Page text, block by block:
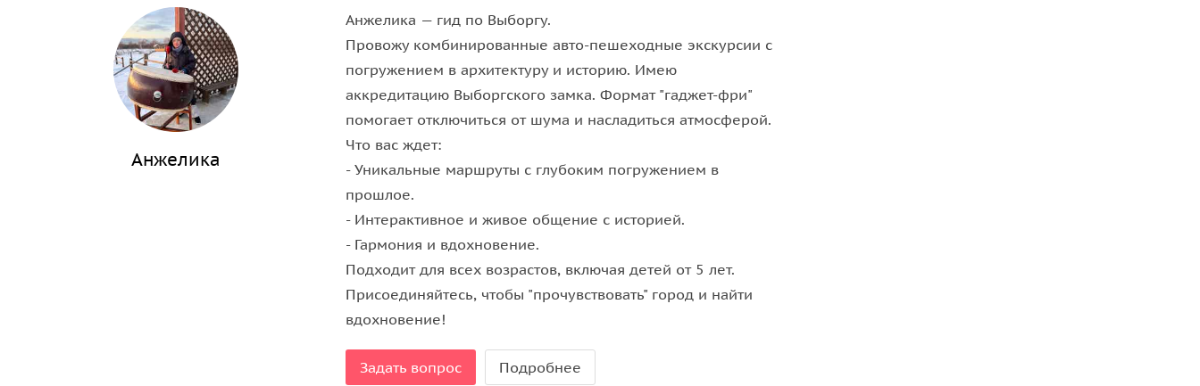
Анжелика
Анжелика — гид по Выборгу.
Провожу комбинированные авто-пешеходные экскурсии с
погружением в архитектуру и историю. Имею
аккредитацию Выборгского замка. Формат "гаджет-фри"
помогает отключиться от шума и насладиться атмосферой.
Что вас ждет:
- Уникальные маршруты с глубоким погружением в
прошлое.
- Интерактивное и живое общение с историей.
- Гармония и вдохновение.
Подходит для всех возрастов, включая детей от 5 лет.
Присоединяйтесь, чтобы "прочувствовать" город и найти
вдохновение!
Задать вопрос Подробнее